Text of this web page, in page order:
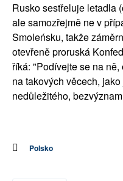
Rusko sestřeluje letadla
ale samozřejmě ne v
Smoleńsku, takže
otevřeně proruská
říká: "Podívejte se na
na takových věcech,
nedůležitého,
Polsko